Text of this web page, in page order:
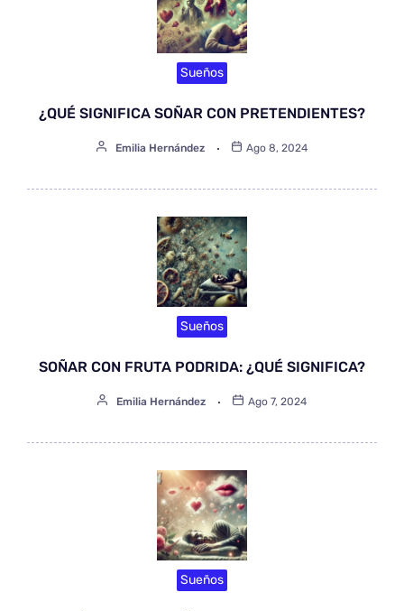
Sueños
¿QUÉ SIGNIFICA SOÑAR CON PRETENDIENTES?
Emilia Hernández Ago 8, 2024
Sueños
SOÑAR CON FRUTA PODRIDA: ¿QUÉ SIGNIFICA?
Emilia Hernández Ago 7, 2024
Sueños